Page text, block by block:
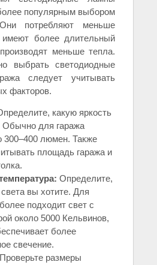
популярным выбором
потребляют меньше
имеют более длительный
меньше тепла.
выбрать светодиодные
следует учитывать
факторов.
какую яркость
Обычно для гаража
300–400 люмен. Также
площадь гаража и
Определите,
света вы хотите. Для
подходит свет с
около 5000 Кельвинов,
более
свечение.
Проверьте размеры